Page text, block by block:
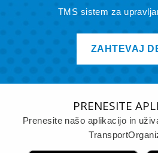
TMS sistem za
ZAHTEVAJ
PRENESITE
Prenesite našo aplikacijo in